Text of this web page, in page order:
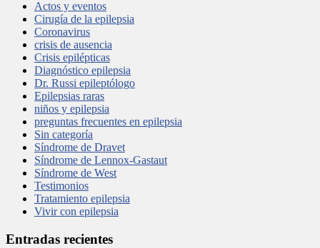
Actos y eventos
Cirugía de la epilepsia
Coronavirus
crisis de ausencia
Crisis epilépticas
Diagnóstico epilepsia
Dr. Russi epileptólogo
Epilepsias raras
niños y epilepsia
preguntas frecuentes en epilepsia
Sin categoría
Síndrome de Dravet
Síndrome de Lennox-Gastaut
Síndrome de West
Testimonios
Tratamiento epilepsia
Vivir con epilepsia
Entradas recientes